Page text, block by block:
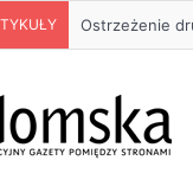
Ostrzeżenie